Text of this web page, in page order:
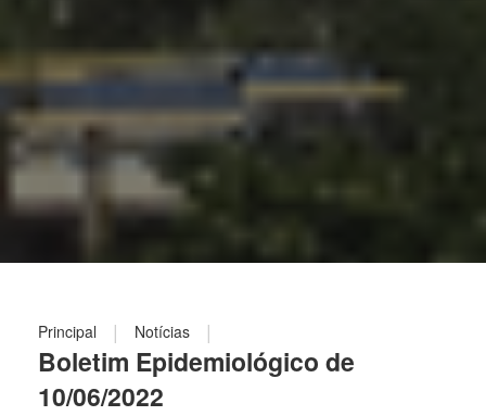
Principal | Notícias |
Boletim Epidemiológico de
10/06/2022